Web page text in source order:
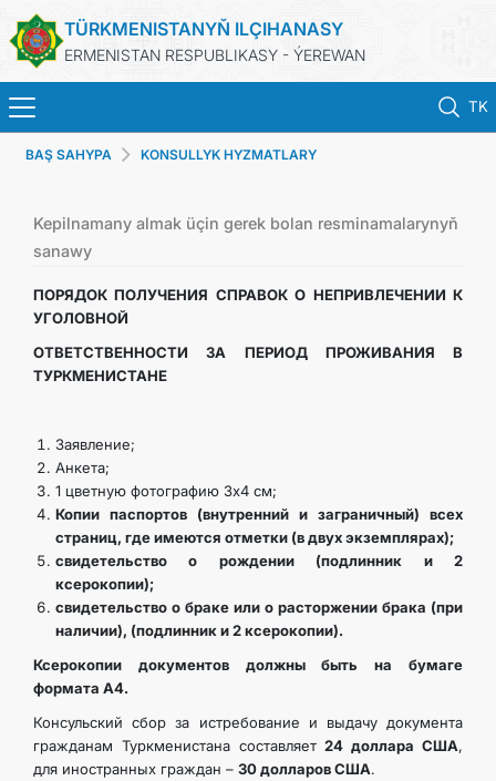
TÜRKMENISTANYŇ ILÇIHANASY
ERMENISTAN RESPUBLIKASY - ÝEREWAN
TK
BAŞ SAHYPA
HABARLAR
BAŞ SAHYPA KONSULLYK HYZMATLARY
Kepilnamany almak üçin gerek bolan resminamalarynyň
sanawy
ПОРЯДОК ПОЛУЧЕНИЯ СПРАВОК О НЕПРИВЛЕЧЕНИИ К
УГОЛОВНОЙ
ОТВЕТСТВЕННОСТИ ЗА ПЕРИОД ПРОЖИВАНИЯ В
ТУРКМЕНИСТАНЕ
Заявление;
Анкета;
1 цветную фотографию 3х4 см;
Копии паспортов (внутренний и заграничный) всех
страниц, где имеются отметки (в двух экземплярах);
свидетельство о рождении (подлинник и 2
ксерокопии);
свидетельство о браке или о расторжении брака (при
наличии), (подлинник и 2 ксерокопии).
Ксерокопии документов должны быть на бумаге
формата А4.
Консульский сбор за истребование и выдачу документа
гражданам Туркменистана составляет24 доллара США,
для иностранных граждан – 30 долларов США.